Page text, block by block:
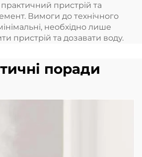
пристрій та
Вимоги до технічного
необхідно лише
пристрій та дозавати воду.
поради